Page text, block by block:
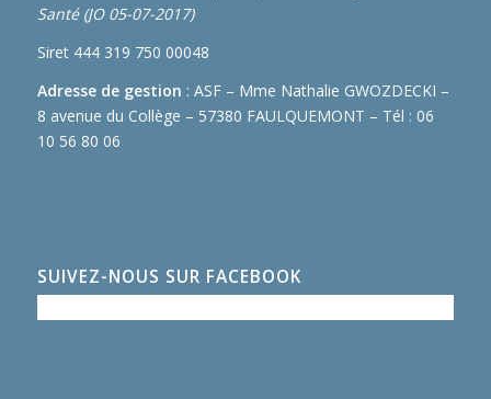
Santé (JO 05-07-2017)
Siret 444 319 750 00048
Adresse de gestion : ASF – Mme Nathalie GWOZDECKI –
8 avenue du Collège – 57380 FAULQUEMONT – Tél : 06
10 56 80 06
SUIVEZ-NOUS SUR FACEBOOK